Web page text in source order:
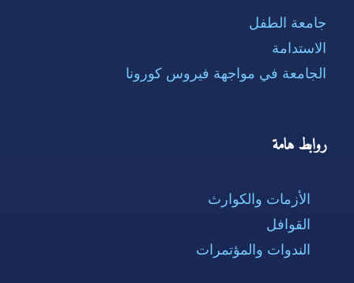
جامعة الطفل
الاستدامة
الجامعة في مواجهة فيروس كورونا
روابط هامة
الأزمات والكوارث
القوافل
الندوات والمؤتمرات